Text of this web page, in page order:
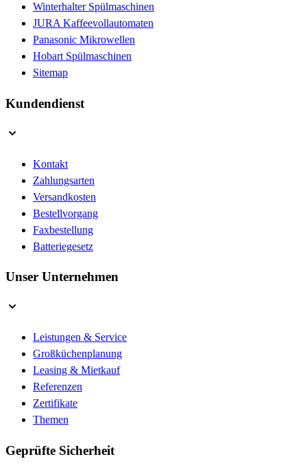
Winterhalter Spülmaschinen
JURA Kaffeevollautomaten
Panasonic Mikrowellen
Hobart Spülmaschinen
Sitemap
Kundendienst
Kontakt
Zahlungsarten
Versandkosten
Bestellvorgang
Faxbestellung
Batteriegesetz
Unser Unternehmen
Leistungen & Service
Großküchenplanung
Leasing & Mietkauf
Referenzen
Zertifikate
Themen
Geprüfte Sicherheit